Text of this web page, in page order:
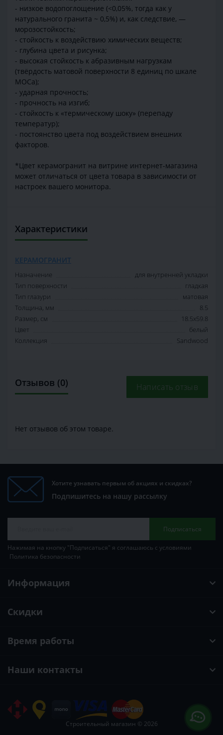
- низкое водопоглощение (<0,05%, тогда как у
натурального гранита ~ 0,5%) и, как следствие, —
морозостойкость;
- стойкость к воздействию химических веществ;
- глубина цвета и рисунка;
- высокая стойкость к абразивным нагрузкам
(твёрдость матовой поверхности 8 единиц по шкале
МОСа);
- ударная прочность;
- прочность на изгиб;
- стойкость к «термическому шоку» (перепаду
температур);
- постоянство цвета под воздействием внешних
факторов.
*Цвет керамогранит на витрине интернет-магазина
может отличаться от цвета товара в зависимости от
настроек вашего монитора.
Характеристики
КЕРАМОГРАНИТ
Назначение
для внутренней укладки
Тип поверхности
гладкая
Тип глазури
матовая
Толщина, мм
8.5
Размер, см
18.5х59.8
Цвет
белый
Коллекция
Sandwood
Отзывов (0) Написать отзыв
Нет отзывов об этом товаре.
Хотите узнавать первым об акциях и скидках?
Подпишитесь на нашу рассылку
Подписаться
Нажимая на кнопку "Подписаться" я соглашаюсь с условиями
Политика безопасности
Информация
Скидки
Время работы
Наши контакты
Строительный магазин © 2026